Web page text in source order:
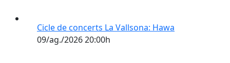
Cicle de concerts La Vallsona: Hawa
09/ag./2026 20:00h